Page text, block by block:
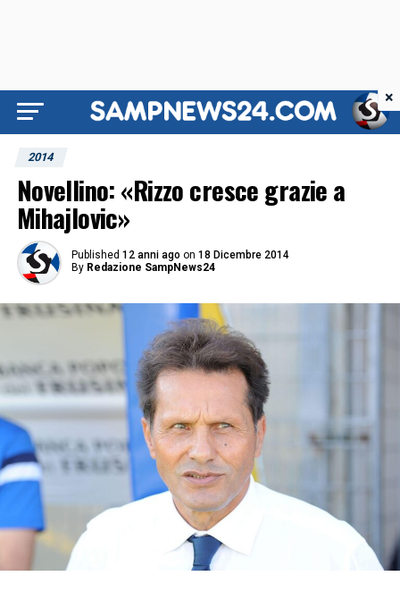
2014
Novellino: «Rizzo cresce grazie a
Mihajlovic»
Published 12 anni ago on 18 Dicembre 2014
By Redazione SampNews24
×